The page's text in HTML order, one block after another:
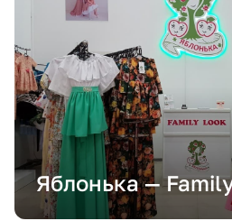
Яблонька —